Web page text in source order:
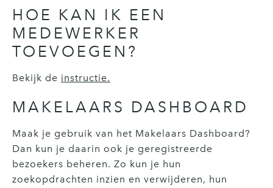
HOE KAN IK EEN
MEDEWERKER
TOEVOEGEN?
Bekijk de instructie.
MAKELAARS DASHBOARD
Maak je gebruik van het Makelaars Dashboard?
Dan kun je daarin ook je geregistreerde
bezoekers beheren. Zo kun je hun
zoekopdrachten inzien en verwijderen, hun